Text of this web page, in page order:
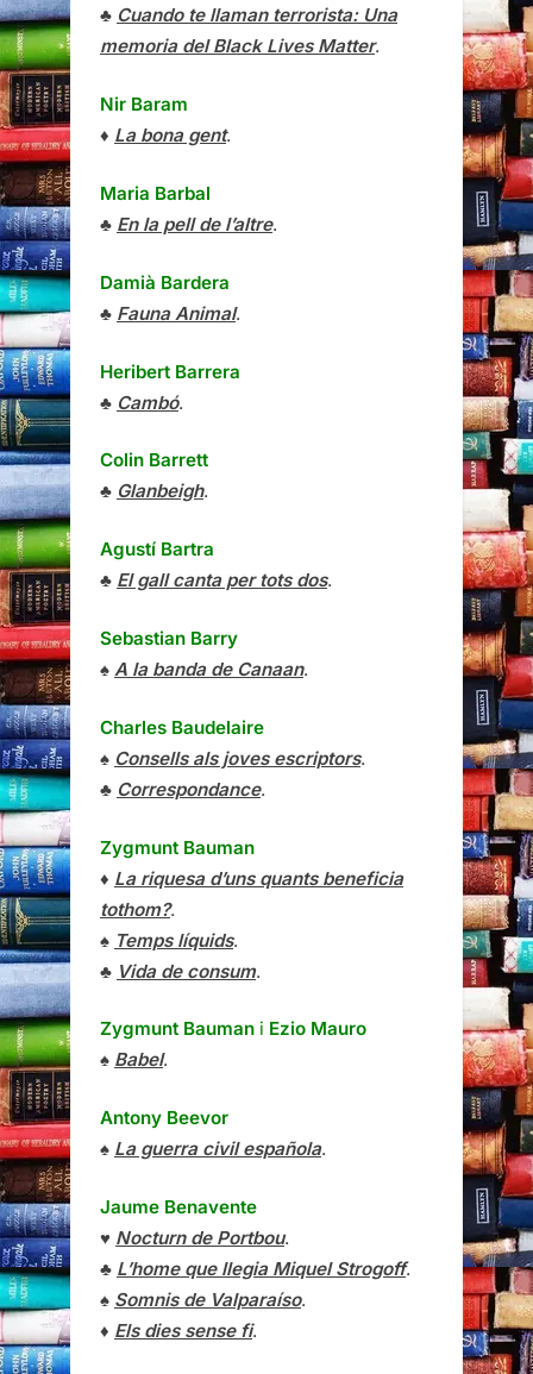
♣ Cuando te llaman terrorista: Una
memoria del Black Lives Matter.
Nir Baram
♦ La bona gent.
Maria Barbal
♣ En la pell de l’altre.
Damià Bardera
♣ Fauna Animal.
Heribert Barrera
♣ Cambó.
Colin Barrett
♣ Glanbeigh.
Agustí Bartra
♣ El gall canta per tots dos.
Sebastian Barry
♠ A la banda de Canaan.
Charles Baudelaire
♠ Consells als joves escriptors.
♣ Correspondance.
Zygmunt Bauman
♦ La riquesa d’uns quants beneficia
tothom?.
♠ Temps líquids.
♣ Vida de consum.
Zygmunt Bauman i Ezio Mauro
♠ Babel.
Antony Beevor
♠ La guerra civil española.
Jaume Benavente
♥ Nocturn de Portbou.
♣ L’home que llegia Miquel Strogoff.
♠ Somnis de Valparaíso.
♦ Els dies sense fi.